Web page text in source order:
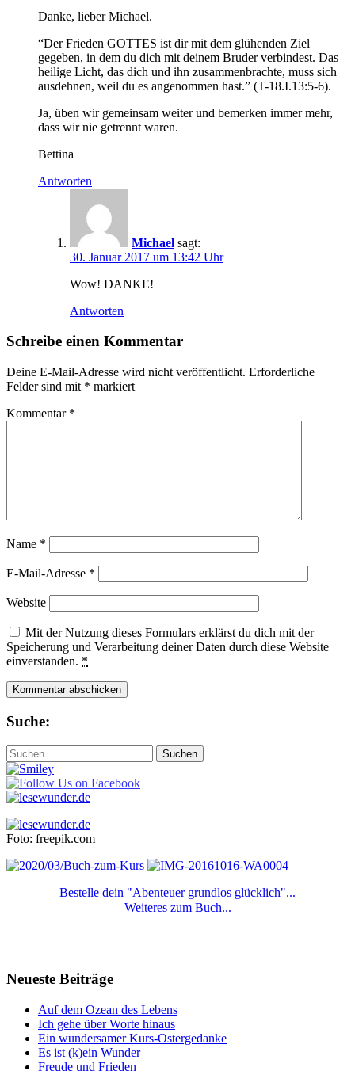
Danke, lieber Michael.
“Der Frieden GOTTES ist dir mit dem glühenden Ziel
gegeben, in dem du dich mit deinem Bruder verbindest. Das
heilige Licht, das dich und ihn zusammenbrachte, muss sich
ausdehnen, weil du es angenommen hast.” (T-18.I.13:5-6).
Ja, üben wir gemeinsam weiter und bemerken immer mehr,
dass wir nie getrennt waren.
Bettina
Antworten
Michael sagt:
30. Januar 2017 um 13:42 Uhr
Wow! DANKE!
Antworten
Schreibe einen Kommentar
Deine E-Mail-Adresse wird nicht veröffentlicht. Erforderliche
Felder sind mit * markiert
Kommentar *
Name *
E-Mail-Adresse *
Website
Mit der Nutzung dieses Formulars erklärst du dich mit der
Speicherung und Verarbeitung deiner Daten durch diese Website
einverstanden. *
Suche:
Suchen
nach:
Foto: freepik.com
Bestelle dein "Abenteuer grundlos glücklich"...
Weiteres zum Buch...
Neueste Beiträge
Auf dem Ozean des Lebens
Ich gehe über Worte hinaus
Ein wundersamer Kurs-Ostergedanke
Es ist (k)ein Wunder
Freude und Frieden